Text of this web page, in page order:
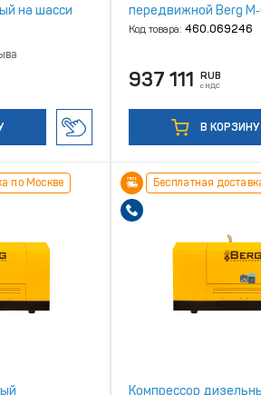
на шасси
передвижной Berg
Код товара: 460.069246
937 111 RUB
с НДС
В КОРЗИНУ
по Москве Бесплатная
Компрессор